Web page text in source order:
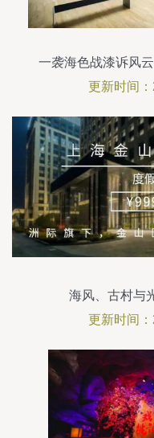
一袭海色战漆诉风
更新时间
海风、古村与
更新时间